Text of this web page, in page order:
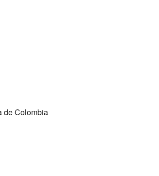
de Colombia